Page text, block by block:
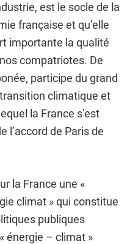
est le socle de la
française et qu’elle
importante la qualité
compatriotes. De
participe du grand
climatique et
la France s’est
l’accord de Paris de
la France une «
climat » qui constitue
publiques
énergie – climat »